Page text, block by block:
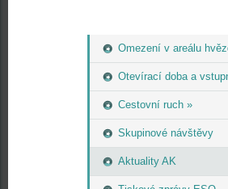
Omezení v areálu
Otevírací doba a
Cestovní ruch »
Skupinové návštěvy
Aktuality AK